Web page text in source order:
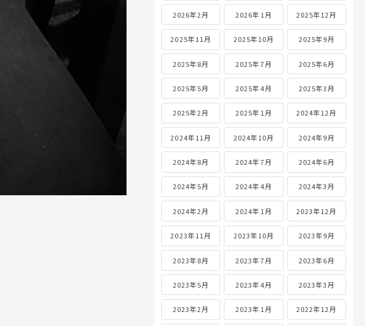
2026年2月 2026年1月 2025年12月
2025年11月 2025年10月 2025年9月
2025年8月 2025年7月 2025年6月
2025年5月 2025年4月 2025年3月
2025年2月 2025年1月 2024年12月
2024年11月 2024年10月 2024年9月
2024年8月 2024年7月 2024年6月
2024年5月 2024年4月 2024年3月
2024年2月 2024年1月 2023年12月
2023年11月 2023年10月 2023年9月
2023年8月 2023年7月 2023年6月
2023年5月 2023年4月 2023年3月
2023年2月 2023年1月 2022年12月